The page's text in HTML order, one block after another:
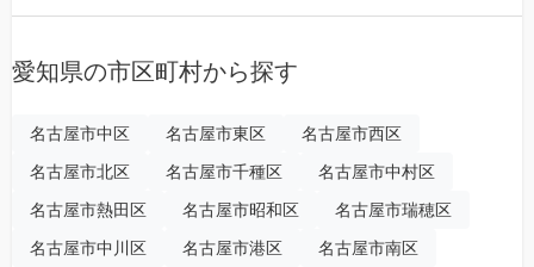
愛知県の市区町村から探す
名古屋市中区 名古屋市東区
名古屋市西区
名古屋市北区
名古屋市千種区
名古屋市中村区
名古屋市熱田区
名古屋市昭和区
名古屋市瑞穂区
名古屋市中川区
名古屋市港区
名古屋市南区